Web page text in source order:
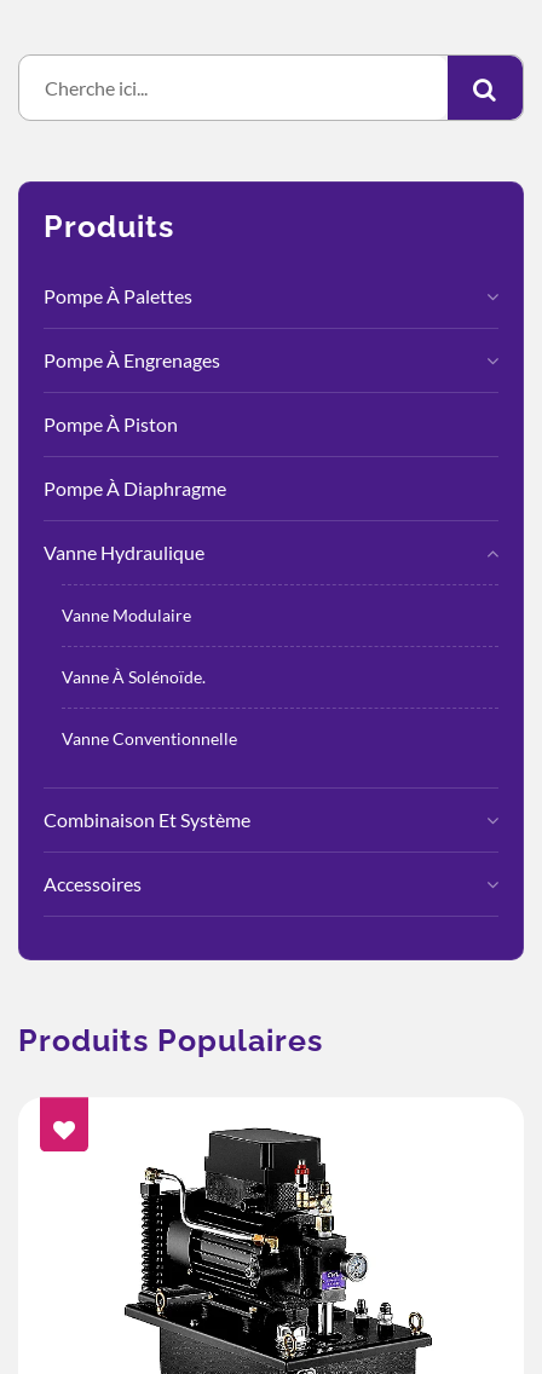
Produits
Pompe À Palettes
Pompe À Engrenages
Pompe À Piston
Pompe À Diaphragme
Vanne Hydraulique
Vanne Modulaire
Vanne À Solénoïde.
Vanne Conventionnelle
Combinaison Et Système
Accessoires
Produits Populaires